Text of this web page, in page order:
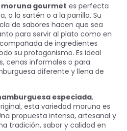
gourmet es perfecta
a la sartén o a la parrilla. Su
de sabores hacen que sea
para servir al plato como en
de ingredientes
su protagonismo. Es ideal
cenas informales o para
diferente y llena de
especiada,
esta variedad moruna es
propuesta intensa, artesanal y
tradición, sabor y calidad en